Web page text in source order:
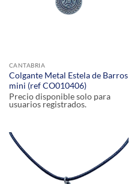
CANTABRIA
Colgante Metal Estela de Barros
mini (ref CO010406)
Precio disponible solo para
usuarios registrados.